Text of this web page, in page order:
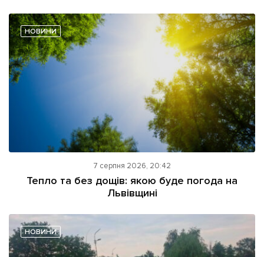
НОВИНИ
7 серпня 2026, 20:42
Тепло та без дощів: якою буде погода на
Львівщині
НОВИНИ